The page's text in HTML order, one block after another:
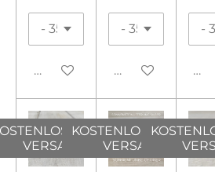
In den Warenkorb
In den In
VERSAND
KOSTENLOSER
VERSAND